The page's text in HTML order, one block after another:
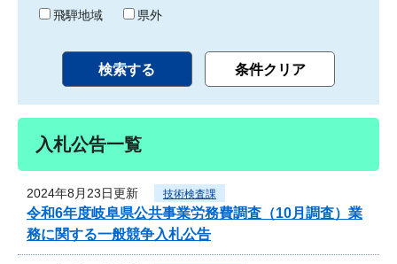
飛騨地域
県外
入札公告一覧
2024年8月23日更新 技術検査課
令和6年度岐阜県公共事業労務費調査（10月調査）業
務に関する一般競争入札公告